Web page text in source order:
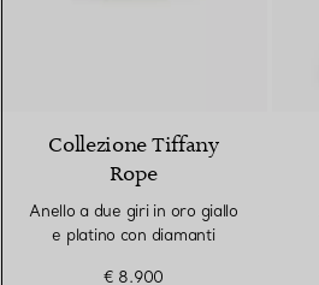
Collezione Tiffany
Rope
Anello a due giri in oro giallo
e platino con diamanti
€ 8.900